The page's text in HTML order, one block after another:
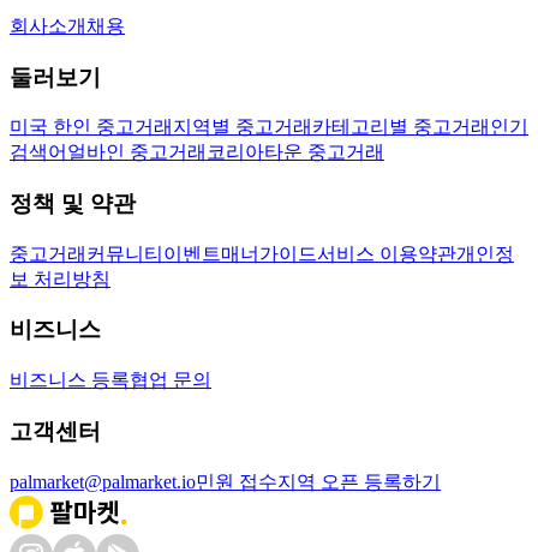
회사소개 채용
둘러보기
미국 한인 중고거래 지역별 중고거래 카테고리별 중고거래 인기
검색어 얼바인 중고거래 코리아타운 중고거래
정책 및 약관
중고거래 커뮤니티 이벤트매너가이드서비스 이용약관개인정
보 처리방침
비즈니스
비즈니스 등록협업 문의
고객센터
palmarket@palmarket.io민원 접수지역 오픈 등록하기